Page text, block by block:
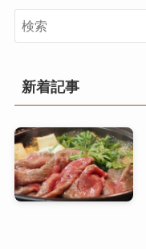
新着記事